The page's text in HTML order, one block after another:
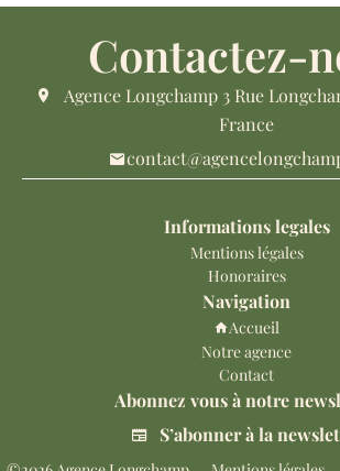
Contactez-
Agence Longchamp 3 Rue
France
Informations legales
Mentions légales
Honoraires
Navigation
Accueil
Notre agence
Contact
Abonnez vous à notre
S’abonner à la